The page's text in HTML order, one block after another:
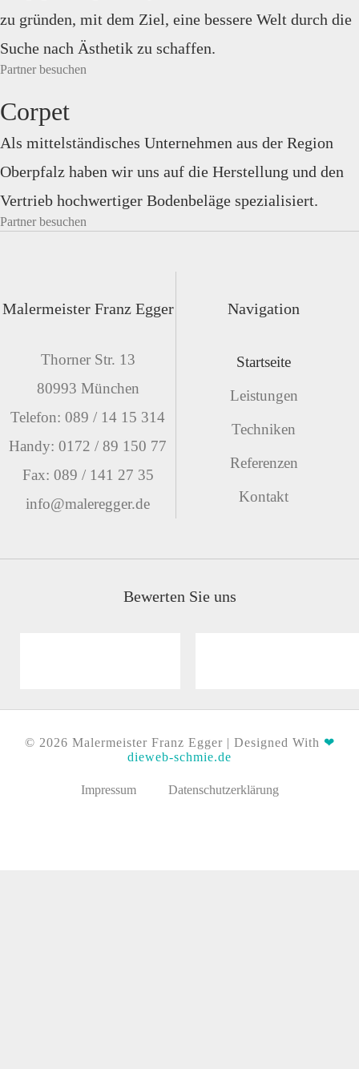
zu gründen, mit dem Ziel, eine bessere Welt durch die
Suche nach Ästhetik zu schaffen.
Partner besuchen
Corpet
Als mittelständisches Unternehmen aus der Region
Oberpfalz haben wir uns auf die Herstellung und den
Vertrieb hochwertiger Bodenbeläge spezialisiert.
Partner besuchen
Malermeister Franz Egger
Thorner Str. 13
80993 München
Telefon: 089 / 14 15 314
Handy: 0172 / 89 150 77
Fax: 089 / 141 27 35
info@maleregger.de
Navigation
Startseite
Leistungen
Techniken
Referenzen
Kontakt
Bewerten Sie uns
© 2026 Malermeister Franz Egger | Designed With ❤
dieweb-schmie.de
Impressum Datenschutzerklärung